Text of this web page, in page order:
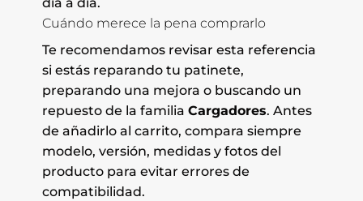
Cuándo merece la pena comprarlo
Te recomendamos revisar esta referencia
si estás reparando tu patinete,
preparando una mejora o buscando un
repuesto de la familia Cargadores. Antes
de añadirlo al carrito, compara siempre
modelo, versión, medidas y fotos del
producto para evitar errores de
compatibilidad.